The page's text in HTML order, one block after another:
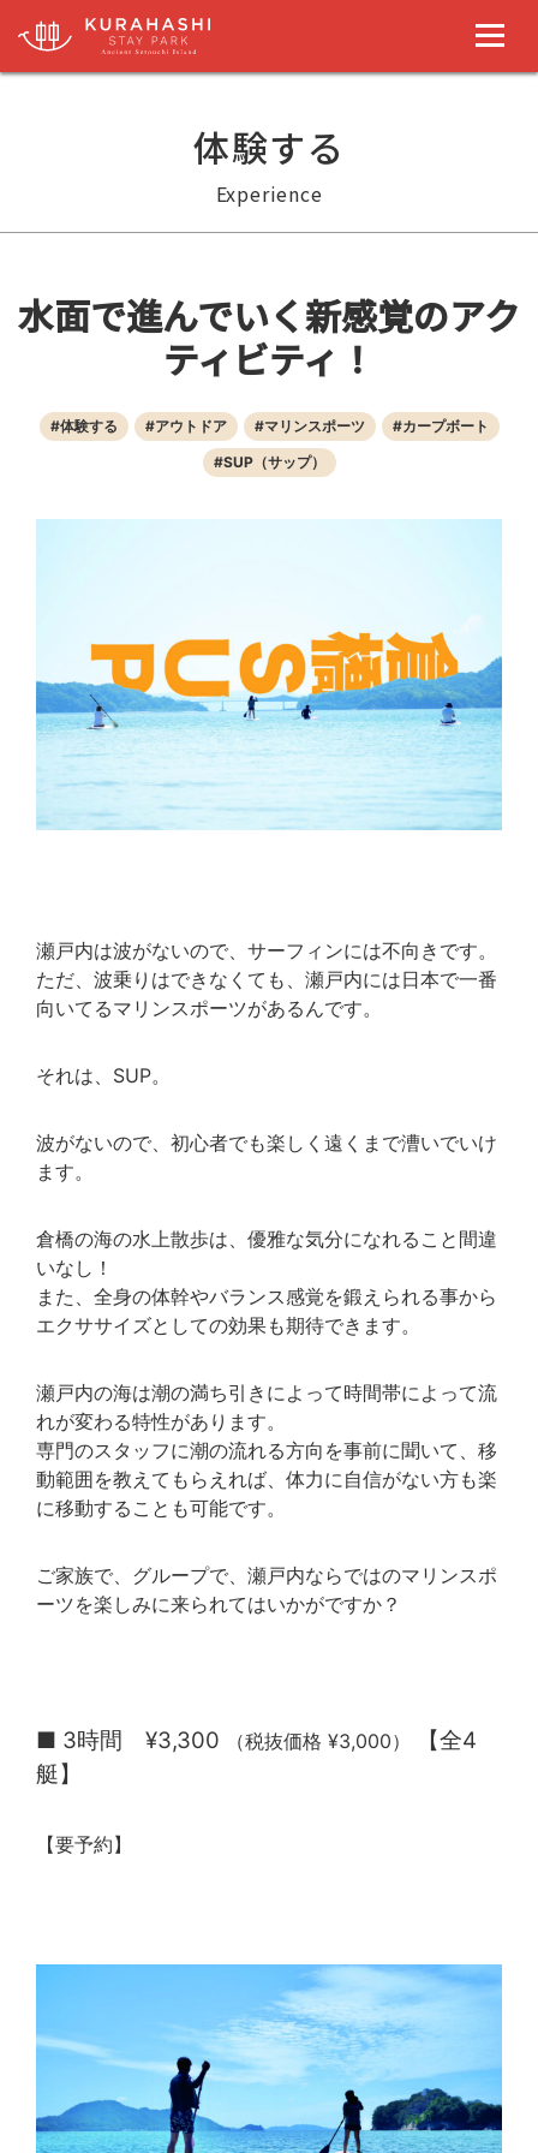
に
体験する
Experience
水面で進んでいく新感覚のアク
ティビティ！
#体験する #アウトドア #マリンスポーツ
#カープボート
#SUP（サップ）
瀬戸内は波がないので、サーフィンには不向きです。
ただ、波乗りはできなくても、瀬戸内には日本で一番
向いてるマリンスポーツがあるんです。
それは、SUP。
波がないので、初心者でも楽しく遠くまで漕いでいけ
ます。
倉橋の海の水上散歩は、優雅な気分になれること間違
いなし！
また、全身の体幹やバランス感覚を鍛えられる事から
エクササイズとしての効果も期待できます。
瀬戸内の海は潮の満ち引きによって時間帯によって流
れが変わる特性があります。
専門のスタッフに潮の流れる方向を事前に聞いて、移
動範囲を教えてもらえれば、体力に自信がない方も楽
に移動することも可能です。
ご家族で、グループで、瀬戸内ならではのマリンスポ
ーツを楽しみに来られてはいかがですか？
■ 3時間 ¥3,300 （税抜価格 ¥3,000）
【全4
艇】
【要予約】